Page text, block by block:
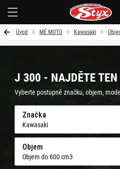
Úvod MÉ MOTO Kawasaki
J 300 - NAJDĚTE
Vyberte postupně značku, objem,
Značka
Kawasaki
Objem
Objem do 600 cm3